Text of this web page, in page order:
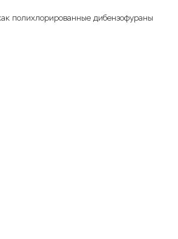
полихлорированные дибензофураны